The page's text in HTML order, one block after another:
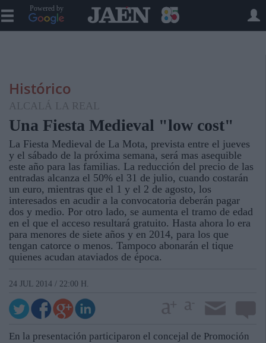
Powered by
Histórico
ALCALÁ LA REAL
Una Fiesta Medieval "low cost"
La Fiesta Medieval de La Mota, prevista entre el jueves
y el sábado de la próxima semana, será mas asequible
este año para las familias. La reducción del precio de las
entradas alcanza el 50% el 31 de julio, cuando costarán
un euro, mientras que el 1 y el 2 de agosto, los
interesados en acudir a la convocatoria deberán pagar
dos y medio. Por otro lado, se aumenta el tramo de edad
en el que el acceso resultará gratuito. Hasta ahora lo era
para menores de siete años y en 2014, para los que
tengan catorce o menos. Tampoco abonarán el tique
quienes acudan ataviados de época.
24 JUL 2014 / 22:00 H.
En la presentación participaron el concejal de Promoción